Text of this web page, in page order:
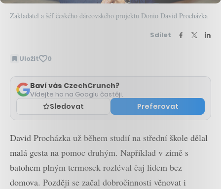
Zakladatel a šéf českého dárcovského projektu Donio David Procházka
Sdílet
Uložit 0
Baví vás CzechCrunch?
Vídejte ho na Googlu častěji.
Sledovat Preferovat
David Procházka už během studií na střední škole dělal
malá gesta na pomoc druhým. Například v zimě s
batohem plným termosek rozléval čaj lidem bez
domova. Později se začal dobročinnosti věnovat i